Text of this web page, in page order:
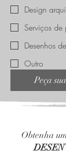
Design
Serviços de
Desenhos
Outro
Peça
Obtenha